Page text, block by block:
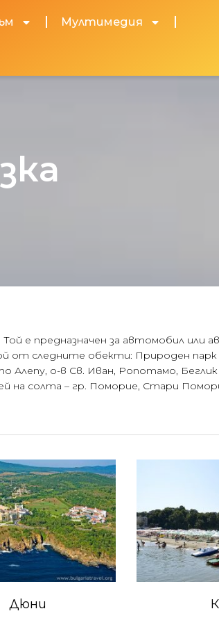
Мултимедия
е предназначен за автомобил или
от следните обекти: Природен парк
Алепу, о-в Св. Иван, Ропотамо,
на солта – гр. Поморие, Стари
Дюни